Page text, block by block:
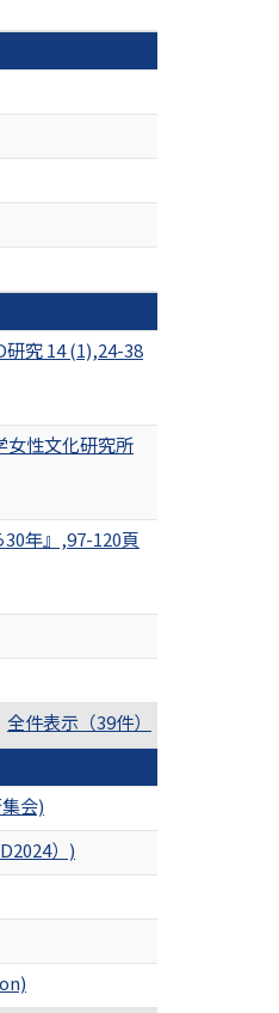
究 14 (1),24-38
性文化研究所
年』,97-120頁
全件表示（39件）
会)
）)